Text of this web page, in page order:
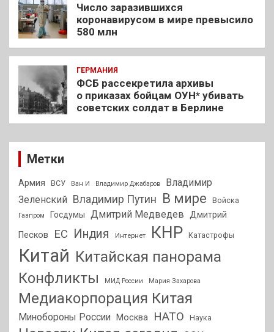
Число заразившихся
коронавирусом в мире превысило
580 млн
ГЕРМАНИЯ
ФСБ рассекретила архивы
о приказах бойцам ОУН* убивать
советских солдат в Берлине
Метки
Армия ВСУ Ван И Владимир Джабаров
Владимир
Зеленский
Владимир Путин В мире Войска
Газпром Госдумы Дмитрий Медведев Дмитрий
Песков
ЕС Индия Интернет КНР Катастрофы
Китай Китайская панорама
Конфликты
МИД России Мария Захарова
Медиакорпорация Китая
Минобороны России Москва НАТО Наука